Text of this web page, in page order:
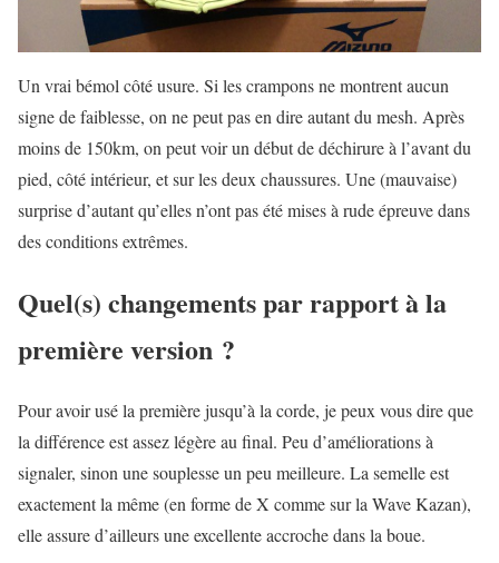
Un vrai bémol côté usure. Si les crampons ne montrent aucun
signe de faiblesse, on ne peut pas en dire autant du mesh. Après
moins de 150km, on peut voir un début de déchirure à l’avant du
pied, côté intérieur, et sur les deux chaussures. Une (mauvaise)
surprise d’autant qu’elles n’ont pas été mises à rude épreuve dans
des conditions extrêmes.
Quel(s) changements par rapport à la
première version ?
Pour avoir usé la première jusqu’à la corde, je peux vous dire que
la différence est assez légère au final. Peu d’améliorations à
signaler, sinon une souplesse un peu meilleure. La semelle est
exactement la même (en forme de X comme sur la Wave Kazan),
elle assure d’ailleurs une excellente accroche dans la boue.